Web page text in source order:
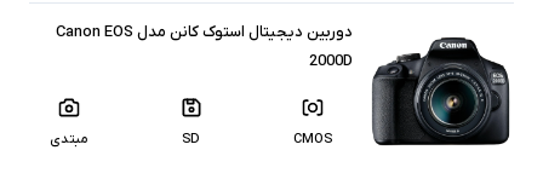
دوربین دیجیتال استوک کانن مدل Canon EOS
2000D
CMOS
SD مبتدی